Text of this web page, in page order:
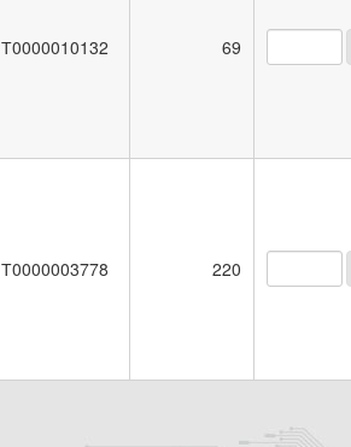
Т0000010132 69
Т0000003778 220